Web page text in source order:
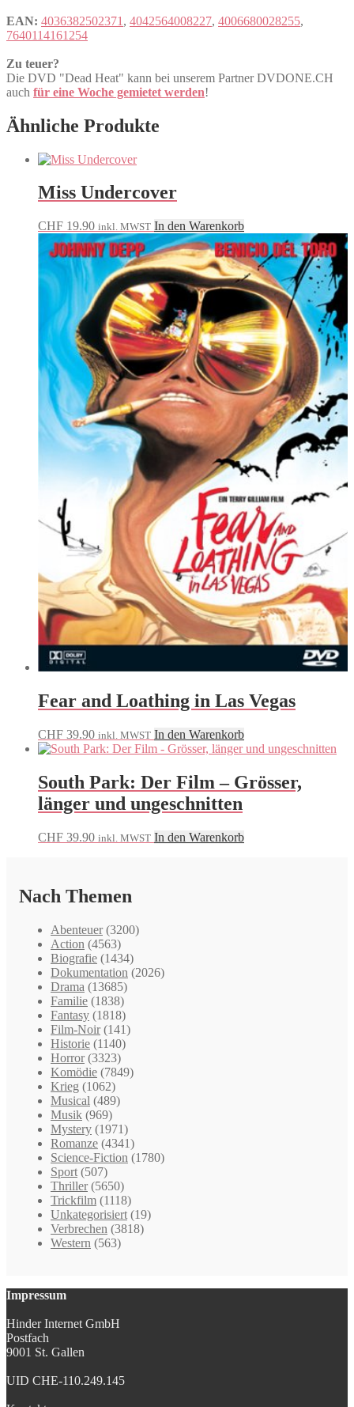
EAN: 4036382502371 , 4042564008227, 4006680028255,
7640114161254
Zu teuer?
Die DVD "Dead Heat" kann bei unserem Partner DVDONE.CH
auch für eine Woche gemietet werden!
Ähnliche Produkte
Miss Undercover
CHF 19.90 inkl. MWST In den Warenkorb
Fear and Loathing in Las Vegas
CHF 39.90 inkl. MWST In den Warenkorb
South Park: Der Film – Grösser,
länger und ungeschnitten
CHF 39.90 inkl. MWST In den Warenkorb
Nach Themen
Abenteuer (3200)
Action (4563)
Biografie (1434)
Dokumentation (2026)
Drama (13685)
Familie (1838)
Fantasy (1818)
Film-Noir (141)
Historie (1140)
Horror (3323)
Komödie (7849)
Krieg (1062)
Musical (489)
Musik (969)
Mystery (1971)
Romanze (4341)
Science-Fiction (1780)
Sport (507)
Thriller (5650)
Trickfilm (1118)
Unkategorisiert (19)
Verbrechen (3818)
Western (563)
Impressum
Hinder Internet GmbH
Postfach
9001 St. Gallen
UID CHE-110.249.145